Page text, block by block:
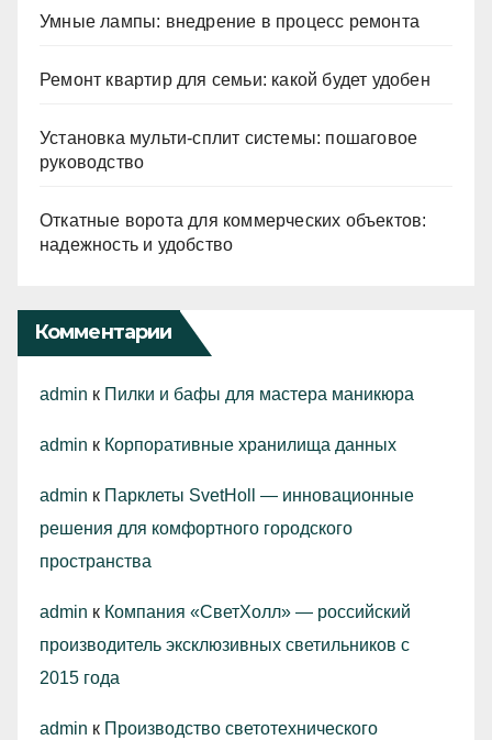
Умные лампы: внедрение в процесс ремонта
Ремонт квартир для семьи: какой будет удобен
Установка мульти-сплит системы: пошаговое
руководство
Откатные ворота для коммерческих объектов:
надежность и удобство
Комментарии
admin к Пилки и бафы для мастера маникюра
admin к Корпоративные хранилища данных
admin к Парклеты SvetHoll — инновационные
решения для комфортного городского
пространства
admin к Компания «СветХолл» — российский
производитель эксклюзивных светильников с
2015 года
admin к Производство светотехнического